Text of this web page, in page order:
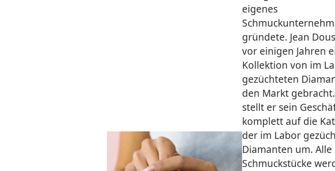
eigenes
gründete. Jean
vor einigen Jahren
Kollektion von im
gezüchteten
den Markt
stellt er sein
komplett auf die
der im Labor
Diamanten um. Alle
Schmuckstücke